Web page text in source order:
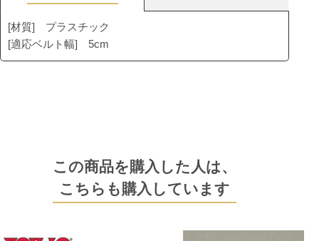
[材質] プラスチック
[適応ベルト幅] 5cm
この商品を購入した人は、
こちらも購入しています